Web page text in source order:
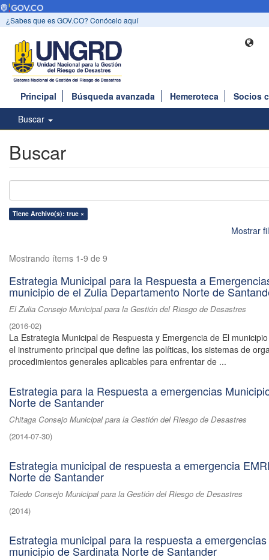
¿Sabes que es GOV.CO? Conócelo aquí
Principal Búsqueda avanzada Hemeroteca
Socios
Buscar
Buscar
Tiene Archivo(s): true ×
Mostrar
Mostrando ítems 1-9 de 9
Estrategia Municipal para la Respuesta a
municipio de el Zulia Departamento Norte de
El Zulia Consejo Municipal para la Gestión del Riesgo de Desastres
(2016-02)
La Estrategia Municipal de Respuesta y Emergencia de El
el instrumento principal que define las políticas, los sistemas de
procedimientos generales aplicables para enfrentar de ...
Estrategia para la Respuesta a emergencias
Norte de Santander
Chitaga Consejo Municipal para la Gestión del Riesgo de Desastres
(2014-07-30)
Estrategia municipal de respuesta a emergencia
Norte de Santander
Toledo Consejo Municipal para la Gestión del Riesgo de Desastres
(2014)
Estrategia municipal para la respuesta a
municipio de Sardinata Norte de Santander